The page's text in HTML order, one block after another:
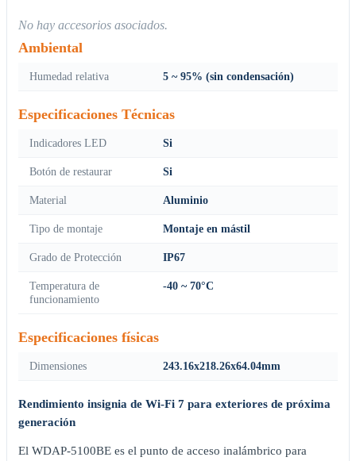
No hay accesorios asociados.
Ambiental
Humedad relativa 5 ~ 95% (sin condensación)
Especificaciones Técnicas
Indicadores LED Si
Botón de restaurar Si
Material Aluminio
Tipo de montaje Montaje en mástil
Grado de Protección IP67
Temperatura de
funcionamiento
-40 ~ 70°C
Especificaciones físicas
Dimensiones 243.16x218.26x64.04mm
Rendimiento insignia de Wi-Fi 7 para exteriores de próxima
generación
El WDAP-5100BE es el punto de acceso inalámbrico para